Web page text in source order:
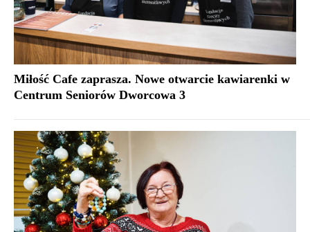
Miłość Cafe zaprasza. Nowe otwarcie kawiarenki w
Centrum Seniorów Dworcowa 3